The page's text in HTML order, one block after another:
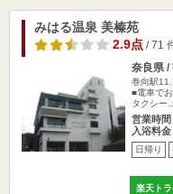
みはる温泉 美榛苑
2.9点/ 71
奈良県 /
巻向駅
■電車で
タクシー…
営業時
入浴料
日帰り
楽天ト